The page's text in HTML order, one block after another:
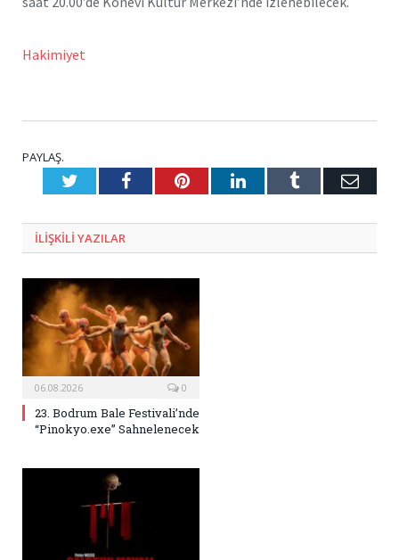
Hakimiyet
PAYLAŞ.
TwitterFacebookPinterestLinkedInTumblr E-
ILIŞKILI YAZILAR
06.08.2026 0
23. Bodrum Bale Festivali’nde
“Pinokyo.exe” Sahnelenecek